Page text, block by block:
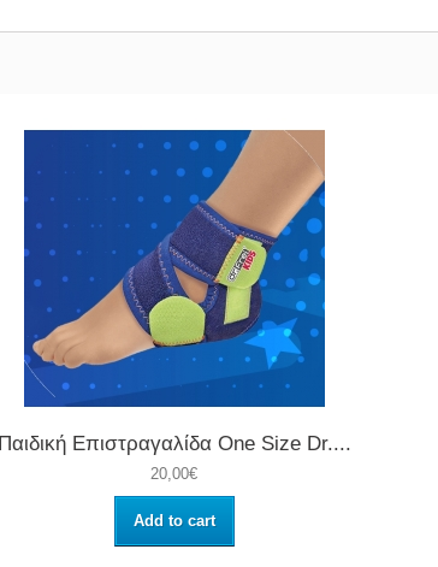
Παιδική Επιστραγαλίδα One Size Dr....
20,00€
Add to cart